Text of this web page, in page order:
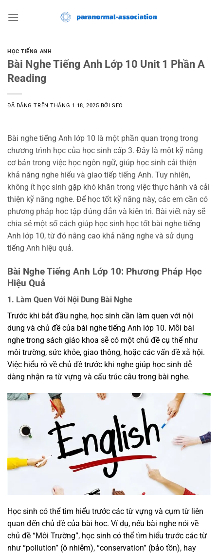
đến
HỌC TIẾNG ANH
Bài Nghe Tiếng Anh Lớp 10 Unit 1 Phần A
Reading
ĐÃ ĐĂNG TRÊNTHÁNG 1 18, 2025 BỞISEO
Bài nghe tiếng Anh lớp 10 là một phần quan trọng trong
chương trình học của học sinh cấp 3. Đây là một kỹ năng
cơ bản trong việc học ngôn ngữ, giúp học sinh cải thiện
khả năng nghe hiểu và giao tiếp tiếng Anh. Tuy nhiên,
không ít học sinh gặp khó khăn trong việc thực hành và cải
thiện kỹ năng nghe. Để học tốt kỹ năng này, các em cần có
phương pháp học tập đúng đắn và kiên trì. Bài viết này sẽ
chia sẻ một số cách giúp học sinh học tốt bài nghe tiếng
Anh lớp 10, từ đó nâng cao khả năng nghe và sử dụng
tiếng Anh hiệu quả.
Bài Nghe Tiếng Anh Lớp 10: Phương Pháp Học
Hiệu Quả
1. Làm Quen Với Nội Dung Bài Nghe
Trước khi bắt đầu nghe, học sinh cần làm quen với nội
dung và chủ đề của bài nghe tiếng Anh lớp 10. Mỗi bài
nghe trong sách giáo khoa sẽ có một chủ đề cụ thể như
môi trường, sức khỏe, giao thông, hoặc các vấn đề xã hội.
Việc hiểu rõ về chủ đề trước khi nghe giúp học sinh dễ
dàng nhận ra từ vựng và cấu trúc câu trong bài nghe.
Học sinh có thể tìm hiểu trước các từ vựng và cụm từ liên
quan đến chủ đề của bài học. Ví dụ, nếu bài nghe nói về
chủ đề “Môi Trường”, học sinh có thể tìm hiểu trước các từ
như “pollution” (ô nhiễm), “conservation” (bảo tồn), hay